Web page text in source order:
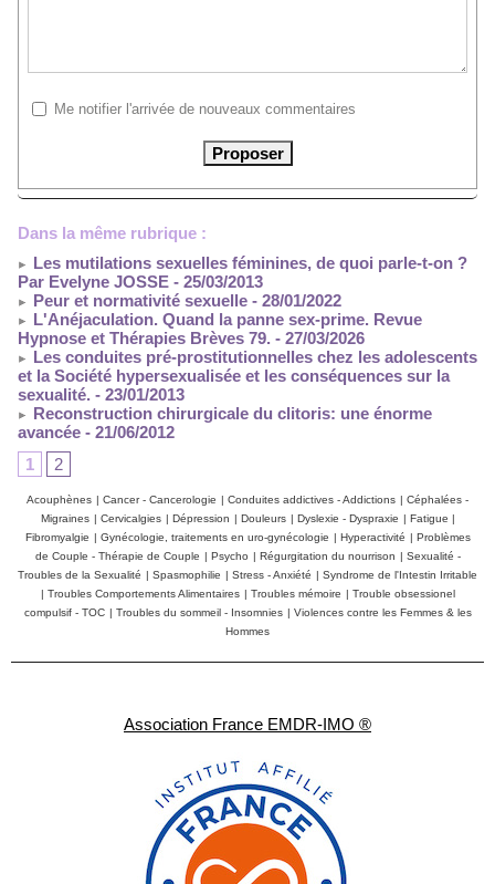
Association France EMDR-IMO ®
Me notifier l'arrivée de nouveaux commentaires
Dans la même rubrique :
Les mutilations sexuelles féminines, de quoi parle-t-on ?
Par Evelyne JOSSE - 25/03/2013
Peur et normativité sexuelle - 28/01/2022
L'Anéjaculation. Quand la panne sex-prime. Revue
Hypnose et Thérapies Brèves 79. - 27/03/2026
Les conduites pré-prostitutionnelles chez les adolescents
et la Société hypersexualisée et les conséquences sur la
sexualité. - 23/01/2013
Reconstruction chirurgicale du clitoris: une énorme
avancée - 21/06/2012
1
2
Acouphènes | Cancer - Cancerologie | Conduites addictives - Addictions | Céphalées -
Migraines | Cervicalgies | Dépression | Douleurs | Dyslexie - Dyspraxie | Fatigue |
Fibromyalgie | Gynécologie, traitements en uro-gynécologie | Hyperactivité | Problèmes
de Couple - Thérapie de Couple | Psycho | Régurgitation du nourrison | Sexualité -
Troubles de la Sexualité | Spasmophilie | Stress - Anxiété | Syndrome de l'Intestin Irritable
| Troubles Comportements Alimentaires | Troubles mémoire | Trouble obsessionel
compulsif - TOC | Troubles du sommeil - Insomnies | Violences contre les Femmes & les
Hommes